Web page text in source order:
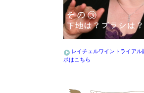
レイチェルワイントライアル
ポはこちら